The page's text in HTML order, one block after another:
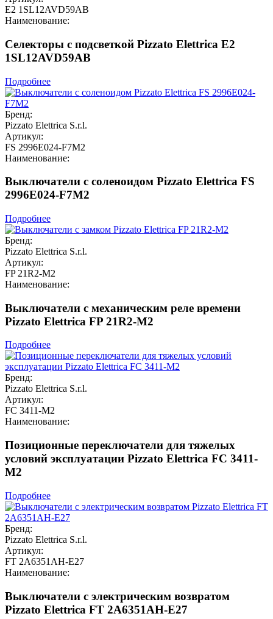
E2 1SL12AVD59AB
Наименование:
Селекторы с подсветкой Pizzato Elettrica E2
1SL12AVD59AB
Подробнее
Бренд:
Pizzato Elettrica S.r.l.
Артикул:
FS 2996E024-F7M2
Наименование:
Выключатели с соленоидом Pizzato Elettrica FS
2996E024-F7M2
Подробнее
Бренд:
Pizzato Elettrica S.r.l.
Артикул:
FP 21R2-M2
Наименование:
Выключатели с механическим реле времени
Pizzato Elettrica FP 21R2-M2
Подробнее
Бренд:
Pizzato Elettrica S.r.l.
Артикул:
FC 3411-M2
Наименование:
Позиционные переключатели для тяжелых
условий эксплуатации Pizzato Elettrica FC 3411-
M2
Подробнее
Бренд:
Pizzato Elettrica S.r.l.
Артикул:
FT 2A6351AH-E27
Наименование:
Выключатели с электрическим возвратом
Pizzato Elettrica FT 2A6351AH-E27